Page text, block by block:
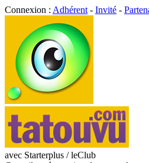
Connexion : Adhérent - Invité -
avec Starterplus / leClub